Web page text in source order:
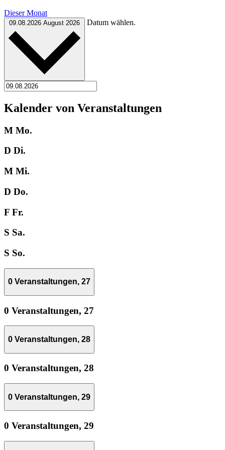
Dieser Monat
09.08.2026 August 2026 Datum wählen.
Kalender von Veranstaltungen
M Mo.
D Di.
M Mi.
D Do.
F Fr.
S Sa.
S So.
0 Veranstaltungen, 27
0 Veranstaltungen, 27
0 Veranstaltungen, 28
0 Veranstaltungen, 28
0 Veranstaltungen, 29
0 Veranstaltungen, 29